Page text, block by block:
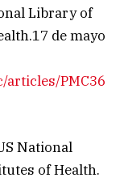
Library of
de mayo
PMC36
National
of Health.